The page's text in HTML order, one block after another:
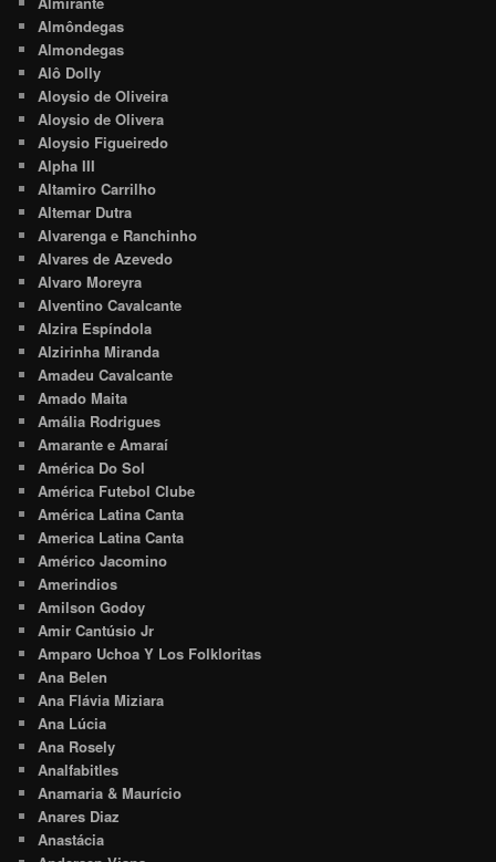
Almôndegas
Almondegas
Alô Dolly
Aloysio de Oliveira
Aloysio de Olivera
Aloysio Figueiredo
Alpha III
Altamiro Carrilho
Altemar Dutra
Alvarenga e Ranchinho
Alvares de Azevedo
Alvaro Moreyra
Alventino Cavalcante
Alzira Espíndola
Alzirinha Miranda
Amadeu Cavalcante
Amado Maita
Amália Rodrigues
Amarante e Amaraí
América Do Sol
América Futebol Clube
América Latina Canta
America Latina Canta
Américo Jacomino
Amerindios
Amilson Godoy
Amir Cantúsio Jr
Amparo Uchoa Y Los Folkloritas
Ana Belen
Ana Flávia Miziara
Ana Lúcia
Ana Rosely
Analfabitles
Anamaria & Maurício
Anares Diaz
Anastácia